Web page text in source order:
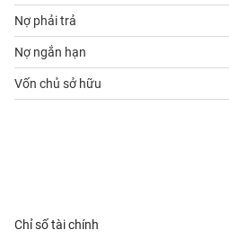
Nợ phải trả
Nợ ngắn hạn
Vốn chủ sở hữu
Chỉ số tài chính